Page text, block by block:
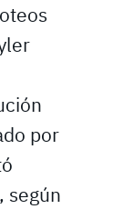
por
según